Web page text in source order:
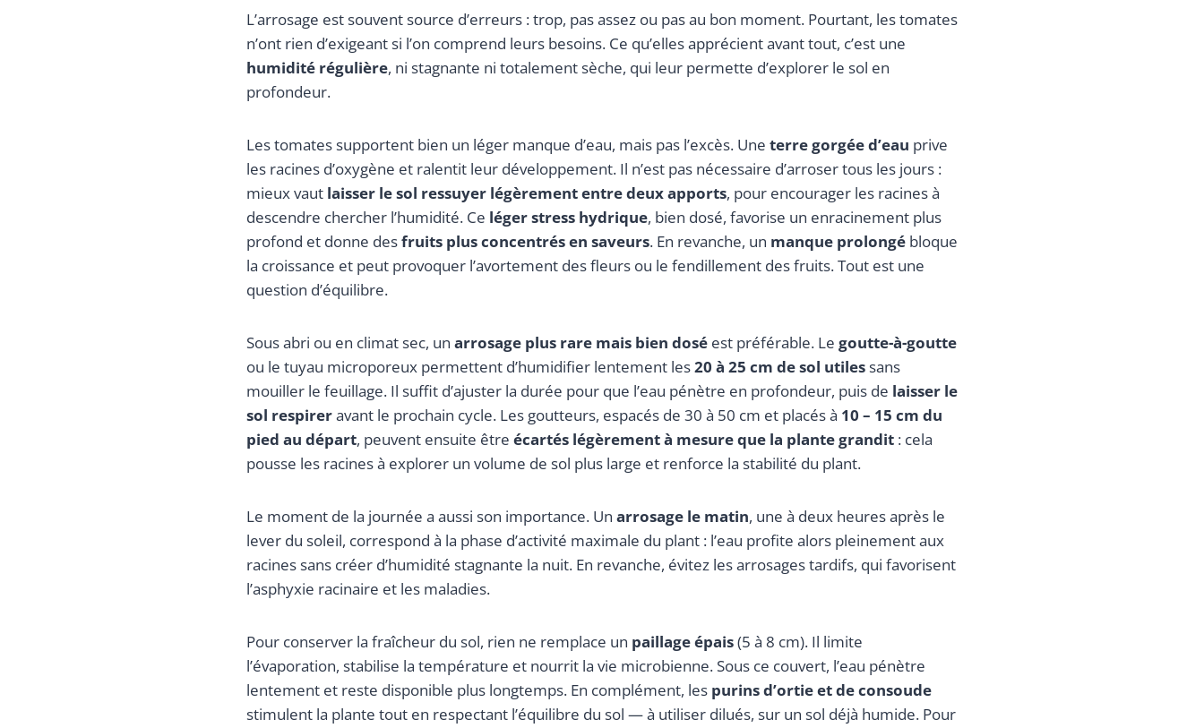
L’arrosage est souvent source d’erreurs : trop, pas assez ou pas au bon moment. Pourtant, les tomates
n’ont rien d’exigeant si l’on comprend leurs besoins. Ce qu’elles apprécient avant tout, c’est une
humidité régulière, ni stagnante ni totalement sèche, qui leur permette d’explorer le sol en
profondeur.
Les tomates supportent bien un léger manque d’eau, mais pas l’excès. Une terre gorgée d’eau prive
les racines d’oxygène et ralentit leur développement. Il n’est pas nécessaire d’arroser tous les jours :
mieux vaut laisser le sol ressuyer légèrement entre deux apports, pour encourager les racines à
descendre chercher l’humidité. Ce léger stress hydrique, bien dosé, favorise un enracinement plus
profond et donne desfruits plus concentrés en saveurs. En revanche, un manque prolongé bloque
la croissance et peut provoquer l’avortement des fleurs ou le fendillement des fruits. Tout est une
question d’équilibre.
Sous abri ou en climat sec, un arrosage plus rare mais bien dosé est préférable. Le goutte-à-goutte
ou le tuyau microporeux permettent d’humidifier lentement les20 à 25 cm de sol utilessans
mouiller le feuillage. Il suffit d’ajuster la durée pour que l’eau pénètre en profondeur, puis de laisser le
sol respireravant le prochain cycle. Les goutteurs, espacés de 30 à 50 cm et placés à 10 – 15 cm du
pied au départ, peuvent ensuite être écartés légèrement à mesure que la plante grandit : cela
pousse les racines à explorer un volume de sol plus large et renforce la stabilité du plant.
Le moment de la journée a aussi son importance. Un arrosage le matin, une à deux heures après le
lever du soleil, correspond à la phase d’activité maximale du plant : l’eau profite alors pleinement aux
racines sans créer d’humidité stagnante la nuit. En revanche, évitez les arrosages tardifs, qui favorisent
l’asphyxie racinaire et les maladies.
Pour conserver la fraîcheur du sol, rien ne remplace un paillage épais(5 à 8 cm). Il limite
l’évaporation, stabilise la température et nourrit la vie microbienne. Sous ce couvert, l’eau pénètre
lentement et reste disponible plus longtemps. En complément, les purins d’ortie et de consoude
stimulent la plante tout en respectant l’équilibre du sol — à utiliser dilués, sur un sol déjà humide. Pour